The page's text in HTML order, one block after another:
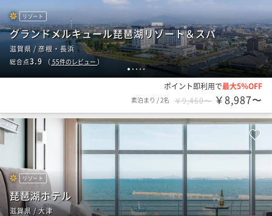
1 2 3 4 5
リゾート
グランドメルキュール琵琶湖リゾート＆スパ
滋賀県 / 彦根・長浜
総合点3.9 （ 55件のレビュー ）
ポイント即利用で最大5％OFF
素泊まり /2名 ￥9,460〜 ￥8,987〜
リゾート
琵琶湖ホテル
滋賀県 / 大津